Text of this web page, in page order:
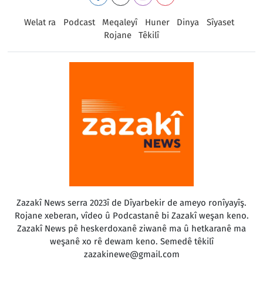
Welat ra Podcast Meqaleyî Huner Dinya
Sîyaset
Rojane
Têkilî
Zazakî News serra 2023î de Dîyarbekir de ameyo ronîyayîş.
Rojane xeberan, vîdeo û Podcastanê bi Zazakî weşan keno.
Zazakî News pê heskerdoxanê ziwanê ma û hetkaranê ma
weşanê xo rê dewam keno. Semedê têkilî
zazakinewe@gmail.com